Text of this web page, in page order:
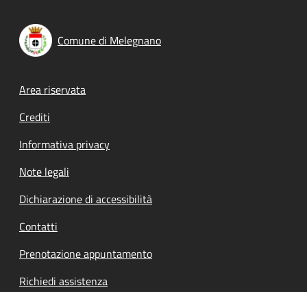
Comune di Melegnano
Footer menu
Area riservata
Crediti
Informativa privacy
Note legali
Dichiarazione di accessibilità
Contatti
Prenotazione appuntamento
Richiedi assistenza